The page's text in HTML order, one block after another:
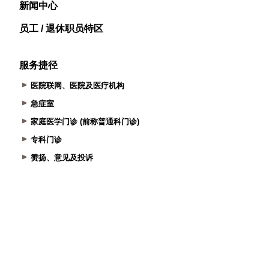
新闻中心
员工 / 退休职员特区
服务捷径
医院联网、医院及医疗机构
急症室
家庭医学门诊 (前称普通科门诊)
专科门诊
赞扬、意见及投诉